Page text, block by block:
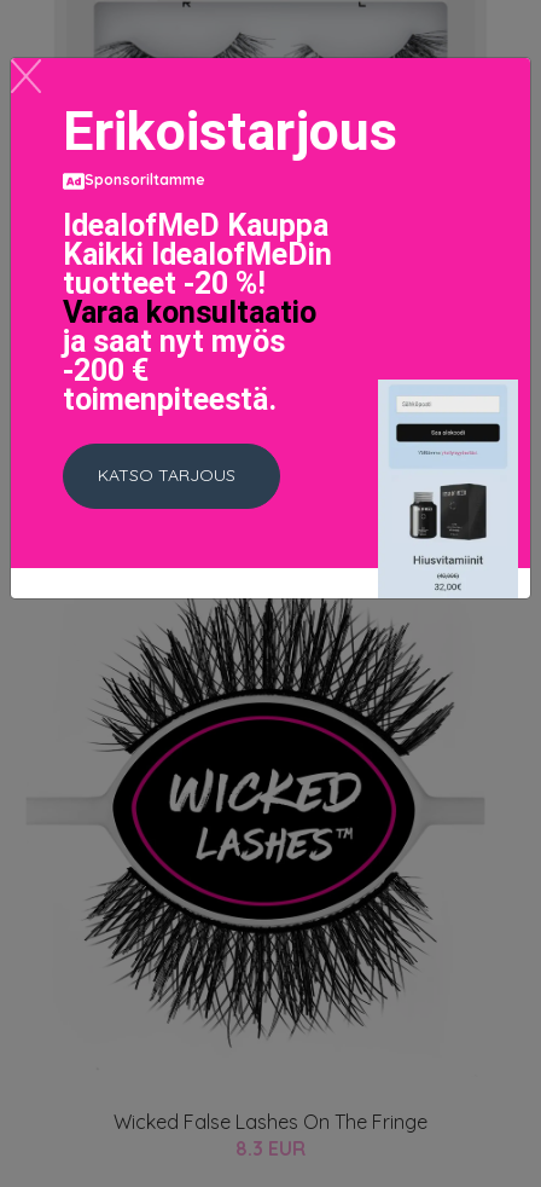
Smokey Eye False Lashes No. 23
11.9 EUR
Wicked False Lashes On The Fringe
8.3 EUR
Erikoistarjous
Sponsoriltamme
IdealofMeD Kauppa
Kaikki IdealofMeDin
tuotteet -20 %!
Varaa konsultaatio
ja saat nyt myös
-200 €
toimenpiteestä.
KATSO TARJOUS